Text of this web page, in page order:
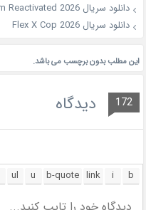
دانلود سریال Agent Kim Reactivated 2026
دانلود سریال Flex X Cop 2026
این مطلب بدون برچسب می باشد.
172 دیدگاه